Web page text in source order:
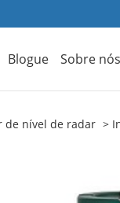
Blogue Sobre nós
de nível de radar